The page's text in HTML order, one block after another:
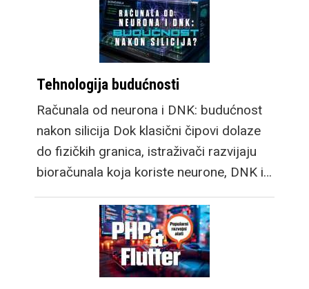
Tehnologija budućnosti
Računala od neurona i DNK: budućnost
nakon silicija Dok klasični čipovi dolaze
do fizičkih granica, istraživači razvijaju
bioračunala koja koriste neurone, DNK i…